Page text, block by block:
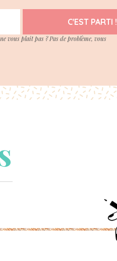
C'EST PARTI !
vous plait pas ? Pas de problème, vous